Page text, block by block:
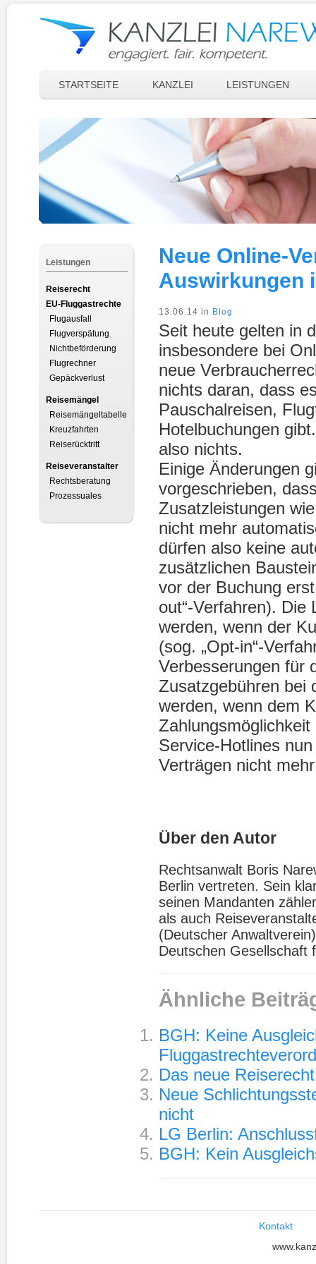
STARTSEITE KANZLEI LEISTUNGEN
Neue Online-
Auswirkungen
13.06.14 in Blog
Seit heute gelten in
insbesondere bei
neue
nichts daran, dass
Pauschalreisen,
Hotelbuchungen
also nichts.
Einige Änderungen
vorgeschrieben,
Zusatzleistungen
nicht mehr
dürfen also keine
zusätzlichen
vor der Buchung
out“-Verfahren).
werden, wenn der
(sog. „Opt-in“-
Verbesserungen für
Zusatzgebühren bei
werden, wenn dem
Service-Hotlines
Verträgen nicht
Über den Autor
Rechtsanwalt Boris
Berlin vertreten. Sein
seinen Mandanten
als auch
(Deutscher
Deutschen Gesellschaft
Ähnliche
BGH: Keine
Das neue
Neue
nicht
LG Berlin:
BGH: Kein
Leistungen
Reiserecht
EU-Fluggastrechte
Flugausfall
Flugverspätung
Nichtbeförderung
Flugrechner
Gepäckverlust
Reisemängel
Reisemängeltabelle
Kreuzfahrten
Reiserücktritt
Reiseveranstalter
Rechtsberatung
Prozessuales
Kontakt